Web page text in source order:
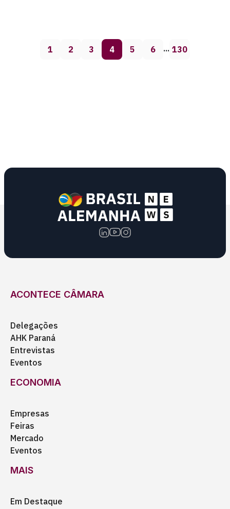
1 2 3 4 5 6 … 130
ACONTECE CÂMARA
Delegações
AHK Paraná
Entrevistas
Eventos
ECONOMIA
Empresas
Feiras
Mercado
Eventos
MAIS
Em Destaque